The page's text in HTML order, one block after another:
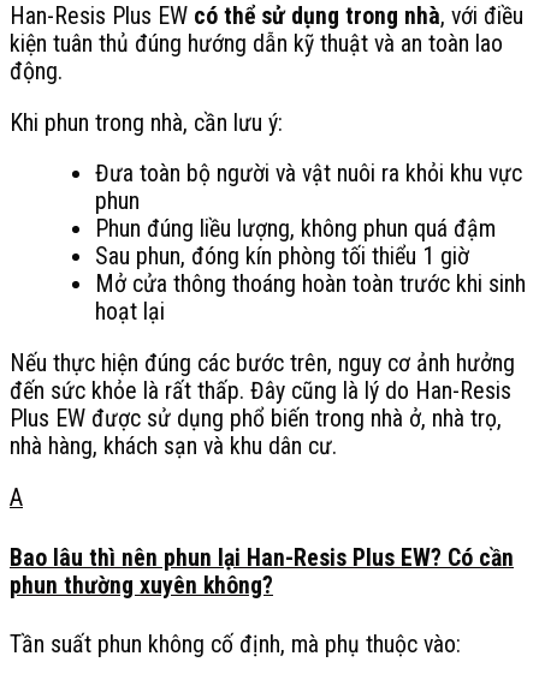
Han-Resis Plus EW có thể sử dụng trong nhà, với điều
kiện tuân thủ đúng hướng dẫn kỹ thuật và an toàn lao
động.
Khi phun trong nhà, cần lưu ý:
Đưa toàn bộ người và vật nuôi ra khỏi khu vực
phun
Phun đúng liều lượng, không phun quá đậm
Sau phun, đóng kín phòng tối thiểu 1 giờ
Mở cửa thông thoáng hoàn toàn trước khi sinh
hoạt lại
Nếu thực hiện đúng các bước trên, nguy cơ ảnh hưởng
đến sức khỏe là rất thấp. Đây cũng là lý do Han-Resis
Plus EW được sử dụng phổ biến trong nhà ở, nhà trọ,
nhà hàng, khách sạn và khu dân cư.
A
Bao lâu thì nên phun lại Han-Resis Plus EW? Có cần
phun thường xuyên không?
Tần suất phun không cố định, mà phụ thuộc vào: